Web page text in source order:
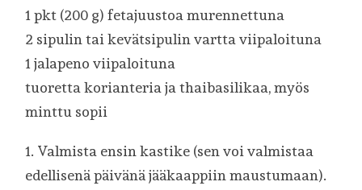
1 pkt (200 g) fetajuustoa murennettuna
2 sipulin tai kevätsipulin vartta viipaloituna
1 jalapeno viipaloituna
tuoretta korianteria ja thaibasilikaa, myös
minttu sopii
1. Valmista ensin kastike (sen voi valmistaa
edellisenä päivänä jääkaappiin maustumaan).